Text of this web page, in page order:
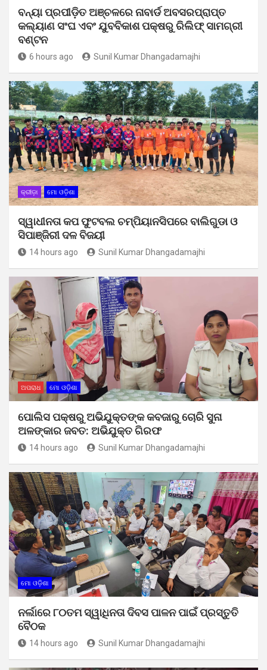
ବନ୍ୟା ପ୍ରପୀଡ଼ିତ ଅଞ୍ଚଳରେ ନାବାର୍ଡ ଅବସରପ୍ରାପ୍ତ
କଲ୍ୟାଣ ସଂଘ ଏବଂ ଯୁବବିକାଶ ପକ୍ଷରୁ ରିଲିଫ୍ ସାମଗ୍ରୀ
ବଣ୍ଟନ
6 hours ago Sunil Kumar Dhangadamajhi
କ୍ରୀଡ଼ା ମୋ ଓଡ଼ିଶା
ସ୍ୱାଧୀନତା କପ ଫୁଟବଲ ଚମ୍ପିୟାନସିପରେ ବାଲିଗୁଡା ଓ
ସିପାଞ୍ଜିରୀ ଦଳ ବିଜୟୀ
14 hours ago Sunil Kumar Dhangadamajhi
ଅପରାଧ ମୋ ଓଡ଼ିଶା
ପୋଲିସ ପକ୍ଷରୁ ଅଭିଯୁକ୍ତଙ୍କ କବଜାରୁ ଚୋରି ସୁନା
ଅଳଙ୍କାର ଜବତ: ଅଭିଯୁକ୍ତ ଗିରଫ
14 hours ago Sunil Kumar Dhangadamajhi
ମୋ ଓଡ଼ିଶା
ନର୍ଲାରେ ୮୦ତମ ସ୍ୱାଧିନତା ଦିବସ ପାଳନ ପାଇଁ ପ୍ରସ୍ତୁତି
ବୈଠକ
14 hours ago Sunil Kumar Dhangadamajhi